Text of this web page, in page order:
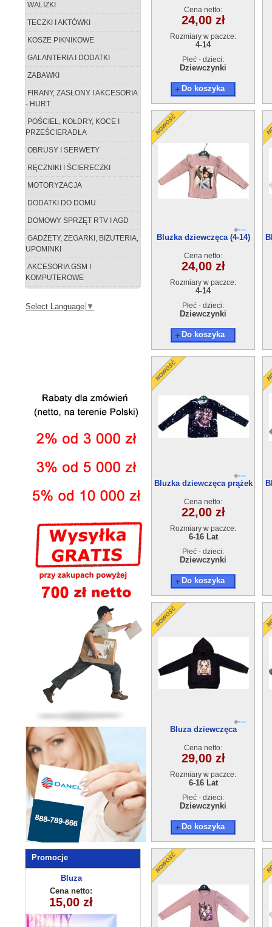
WALIZKI
TECZKI I AKTÓWKI
KOSZE PIKNIKOWE
GALANTERIA I DODATKI
ZABAWKI
FIRANY, ZASŁONY I AKCESORIA
- HURT
POŚCIEL, KOŁDRY, KOCE I
PRZEŚCIERADŁA
OBRUSY I SERWETY
RĘCZNIKI I ŚCIERECZKI
MOTORYZACJA
DODATKI DO DOMU
DOMOWY SPRZĘT RTV I AGD
GADŻETY, ZEGARKI, BIŻUTERIA,
UPOMINKI
AKCESORIA GSM I
KOMPUTEROWE
Select Language ▼
Promocje
Bluza
dziecięca
290525-DB377
(4-12) 10szt
Cena netto:
15,00 zł
Opaska
dziecięca
250510-4
Cena netto:
9,00 zł
Cena netto:
24,00 zł
Rozmiary w paczce:
4-14
Płeć - dzieci:
Dziewczynki
Do koszyka
Bluzka dziewczęca (4-14)
Cena netto:
24,00 zł
Rozmiary w paczce:
4-14
Płeć - dzieci:
Dziewczynki
Do koszyka
Bluzka dziewczęca prążek
Cena netto:
22,00 zł
Rozmiary w paczce:
6-16 Lat
Płeć - dzieci:
Dziewczynki
Do koszyka
Bluza dziewczęca
Cena netto:
29,00 zł
Rozmiary w paczce:
6-16 Lat
Płeć - dzieci:
Dziewczynki
Do koszyka